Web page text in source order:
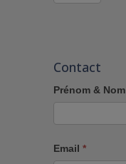
Contact
Prénom & Nom
Email *